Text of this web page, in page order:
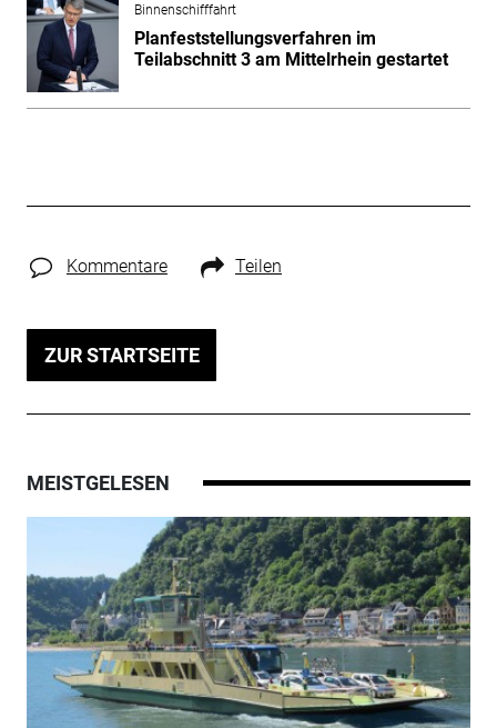
Binnenschifffahrt
Planfeststellungsverfahren im
Teilabschnitt 3 am Mittelrhein gestartet
Kommentare Teilen
ZUR STARTSEITE
MEISTGELESEN